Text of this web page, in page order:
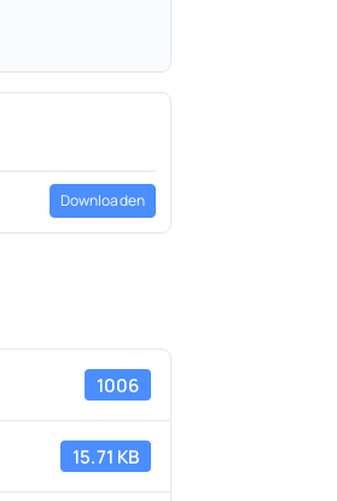
Downloaden
1006
15.71 KB